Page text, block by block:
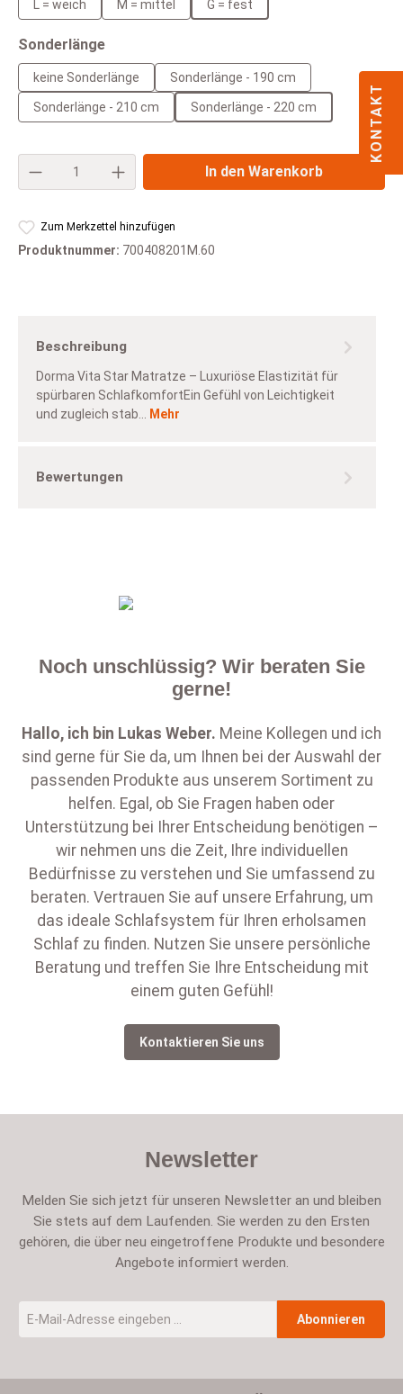
L = weich M = mittel G = fest
Sonderlängeauswählen
keine Sonderlänge Sonderlänge - 190 cm
Sonderlänge - 210 cm Sonderlänge - 220 cm
Produkt Anzahl: Gib den gewünschten
In den Warenkorb
Zum Merkzettel hinzufügen
Produktnummer: 700408201M.60
Beschreibung
Dorma Vita Star Matratze – Luxuriöse Elastizität für
spürbaren SchlafkomfortEin Gefühl von Leichtigkeit
und zugleich stab…
Mehr
Bewertungen
Noch unschlüssig? Wir beraten Sie
gerne!
Hallo, ich bin Lukas Weber. Meine Kollegen und ich
sind gerne für Sie da, um Ihnen bei der Auswahl der
passenden Produkte aus unserem Sortiment zu
helfen. Egal, ob Sie Fragen haben oder
Unterstützung bei Ihrer Entscheidung benötigen –
wir nehmen uns die Zeit, Ihre individuellen
Bedürfnisse zu verstehen und Sie umfassend zu
beraten. Vertrauen Sie auf unsere Erfahrung, um
das ideale Schlafsystem für Ihren erholsamen
Schlaf zu finden. Nutzen Sie unsere persönliche
Beratung und treffen Sie Ihre Entscheidung mit
einem guten Gefühl!
Kontaktieren Sie uns
Newsletter
Melden Sie sich jetzt für unseren Newsletter an und bleiben
Sie stets auf dem Laufenden. Sie werden zu den Ersten
gehören, die über neu eingetroffene Produkte und besondere
Angebote informiert werden.
Abonnieren
KONTAKT